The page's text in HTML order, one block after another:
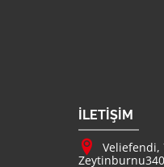
İLETİŞİM
Adresimiz :
Veliefendi,
Zeytinburnu